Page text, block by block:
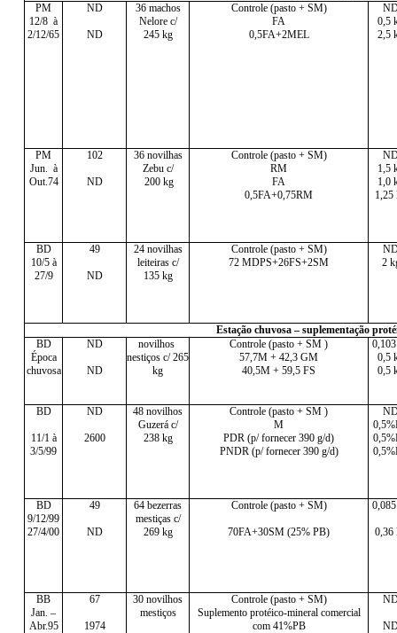
PM
12/8 à
2/12/65
ND
ND
36 machos
Nelore c/
245 kg
Controle (pasto + SM)
FA
0,5FA+2MEL
0,5
2,5
PM
Jun. à
Out.74
102
ND
36 novilhas
Zebu c/
200 kg
Controle (pasto + SM)
RM
FA
0,5FA+0,75RM
1,5
1,0
1,25
BD
10/5 à
27/9
49
ND
24 novilhas
leiteiras c/
135 kg
Controle (pasto + SM)
72 MDPS+26FS+2SM
2
Estação chuvosa – suplementação
BD
Época
chuvosa
ND
ND
novilhos
nestiços c/ 265
kg
Controle (pasto + SM )
57,7M + 42,3 GM
40,5M + 59,5 FS
0,5
0,5
BD
11/1 à
3/5/99
ND
2600
48 novilhos
Guzerá c/
238 kg
Controle (pasto + SM )
M
PDR (p/ fornecer 390 g/d)
PNDR (p/ fornecer 390 g/d)
BD
9/12/99
27/4/00
49
ND
64 bezerras
mestiças c/
269 kg
Controle (pasto + SM)
70FA+30SM (25% PB) 0,36
BB
Jan. –
Abr.95
67
1974
30 novilhos
mestiços
Controle (pasto + SM)
Suplemento protéico-mineral comercial
com 41%PB